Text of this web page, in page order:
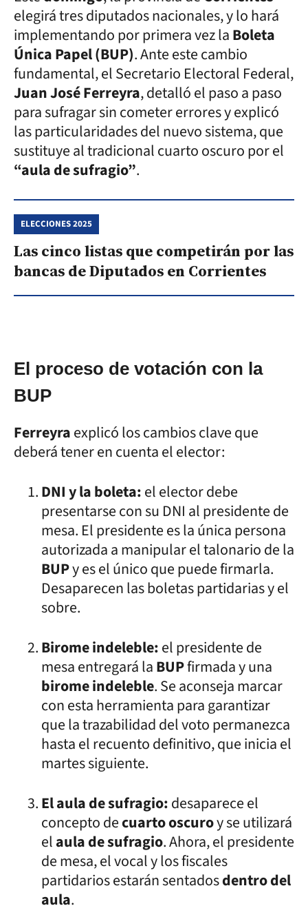
elegirá tres diputados nacionales, y lo hará
implementando por primera vez laBoleta
Única Papel (BUP). Ante este cambio
fundamental, el Secretario Electoral Federal,
Juan José Ferreyra, detalló el paso a paso
para sufragar sin cometer errores y explicó
las particularidades del nuevo sistema, que
sustituye al tradicional cuarto oscuro por el
“aula de sufragio”.
ELECCIONES 2025
Las cinco listas que competirán por las
bancas de Diputados en Corrientes
El proceso de votación con la
BUP
Ferreyraexplicó los cambios clave que
deberá tener en cuenta el elector:
DNI y la boleta:el elector debe
presentarse con su DNI al presidente de
mesa. El presidente es la única persona
autorizada a manipular el talonario de la
BUPy es el único que puede firmarla.
Desaparecen las boletas partidarias y el
sobre.
Birome indeleble:el presidente de
mesa entregará laBUPfirmada y una
birome indeleble. Se aconseja marcar
con esta herramienta para garantizar
que la trazabilidad del voto permanezca
hasta el recuento definitivo, que inicia el
martes siguiente.
El aula de sufragio:desaparece el
concepto decuarto oscuroy se utilizará
elaula de sufragio. Ahora, el presidente
de mesa, el vocal y los fiscales
partidarios estarán sentadosdentro del
aula.